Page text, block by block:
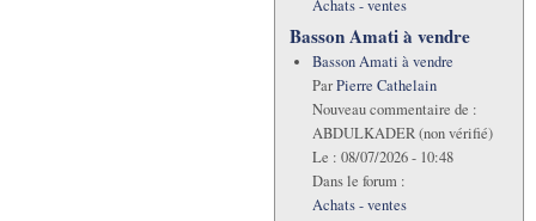
Achats - ventes
Basson Amati à vendre
Basson Amati à vendre
ParPierre Cathelain
Nouveau commentaire de :
ABDULKADER (non vérifié)
Le : 08/07/2026 - 10:48
Dans le forum :
Achats - ventes